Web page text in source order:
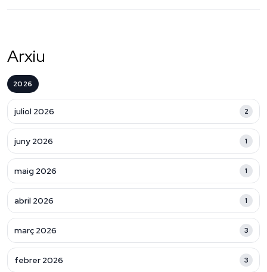
Arxiu
2026
juliol 2026 2
juny 2026 1
maig 2026 1
abril 2026 1
març 2026 3
febrer 2026 3